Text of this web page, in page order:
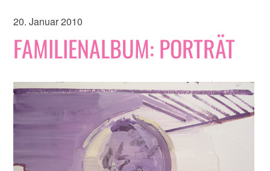
20. Januar 2010
FAMILIENALBUM: PORTRÄT